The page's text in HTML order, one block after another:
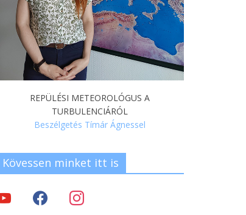
REPÜLÉSI METEOROLÓGUS A
TURBULENCIÁRÓL
Beszélgetés Tímár Ágnessel
Kövessen minket itt is